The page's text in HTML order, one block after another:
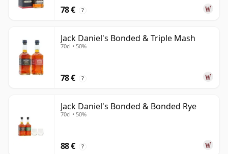
78 € ?
Jack Daniel's Bonded & Triple Mash
70cl • 50%
78 € ?
Jack Daniel's Bonded & Bonded Rye
70cl • 50%
88 € ?